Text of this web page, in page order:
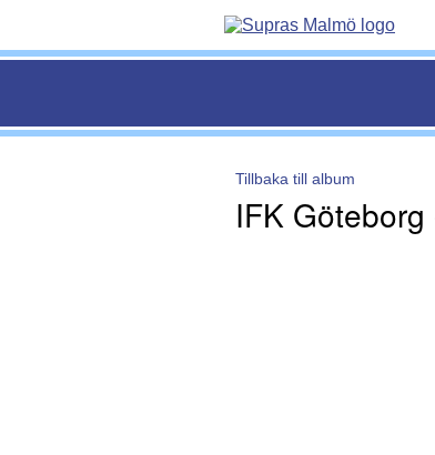
IFK Göteborg
Tillbaka till album